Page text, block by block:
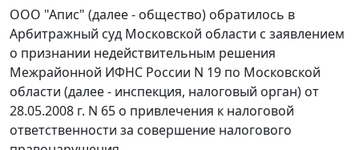
ООО "Апис" (далее - общество) обратилось в
Арбитражный суд Московской области с заявлением
о признании недействительным решения
Межрайонной ИФНС России N 19 по Московской
области (далее - инспекция, налоговый орган) от
28.05.2008 г. N 65 о привлечения к налоговой
ответственности за совершение налогового